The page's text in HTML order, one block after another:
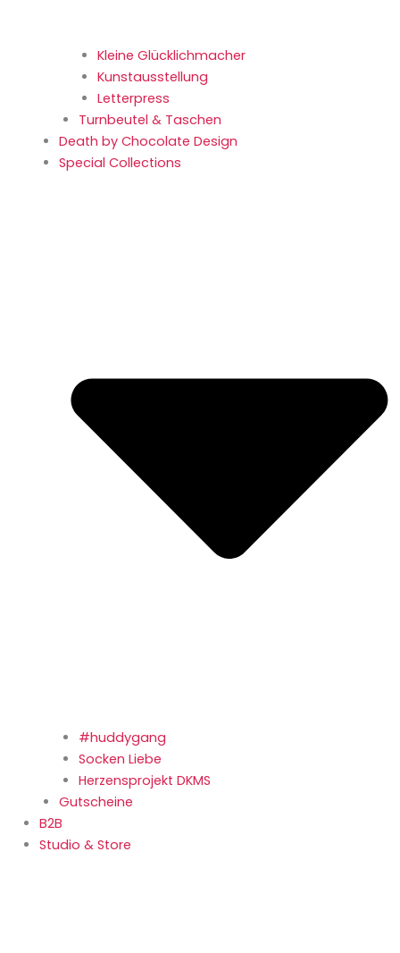
Kleine Glücklich­macher
Kunstaus­stellung
Letterpress
Turnbeutel & Taschen
Death by Chocolate Design
Special Collections
#huddygang
Socken Liebe
Herzensprojekt DKMS
Gutscheine
B2B
Studio & Store